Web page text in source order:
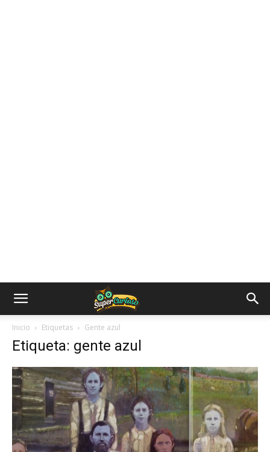
Inicio Etiquetas Gente azul
Etiqueta: gente azul